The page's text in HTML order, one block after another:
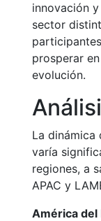
innovación
sector
prosperar
evolución.
La dinámica
varía
regiones, a
APAC y
América del